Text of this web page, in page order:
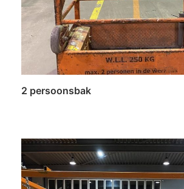
2 persoonsbak
Lees verder